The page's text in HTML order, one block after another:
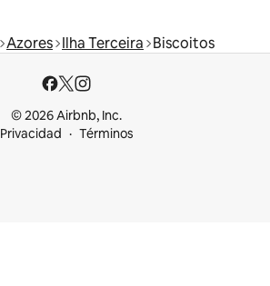
Azores Ilha Terceira Biscoitos
© 2026 Airbnb, Inc.
Privacidad
Términos